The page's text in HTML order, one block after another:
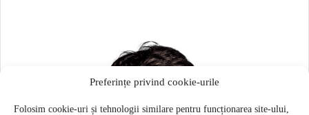
Preferințe privind cookie-urile
Folosim cookie-uri și tehnologii similare pentru funcționarea site-ului,